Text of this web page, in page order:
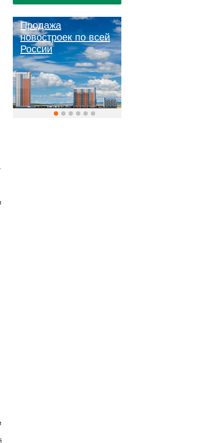
Продажа
новостроек по всей
России